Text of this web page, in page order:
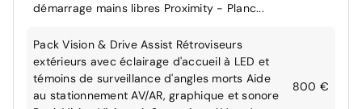
démarrage mains libres Proximity - Planc...
Pack Vision & Drive Assist Rétroviseurs
extérieurs avec éclairage d'accueil à LED et
témoins de surveillance d'angles morts Aide
au stationnement AV/AR, graphique et sonore
800 €